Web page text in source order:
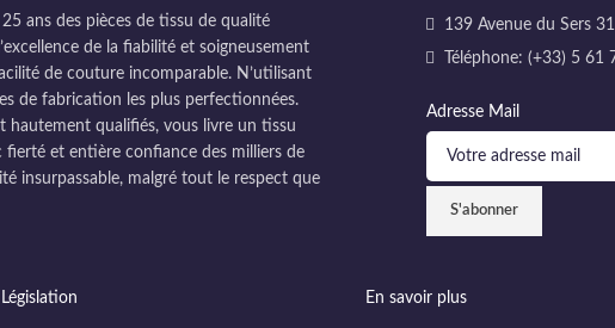
ans des pièces de tissu de qualité
de la fiabilité et soigneusement
de couture incomparable. N’utilisant
de fabrication les plus perfectionnées.
hautement qualifiés, vous livre un tissu
fierté et entière confiance des milliers de
insurpassable, malgré tout le respect que
139 Avenue du Sers
Téléphone: (+33) 5 61
Adresse Mail
Législation En savoir plus